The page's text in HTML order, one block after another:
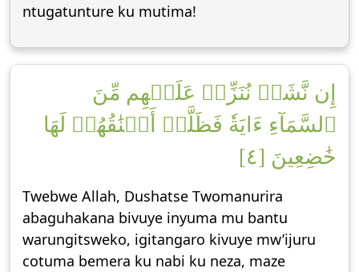
ntugatunture ku mutima!
إِن نَّشَأۡ نُنَزِّلۡ عَلَيۡهِم مِّنَ
ٱلسَّمَآءِ ءَايَةٗ فَظَلَّتۡ أَعۡنَٰقُهُمۡ لَهَا
خَٰضِعِينَ [٤]
Twebwe Allah, Dushatse Twomanurira
abaguhakana bivuye inyuma mu bantu
warungitsweko, igitangaro kivuye mw’ijuru
cotuma bemera ku nabi ku neza, maze